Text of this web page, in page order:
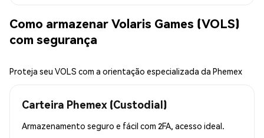
Como armazenar Volaris Games (VOLS)
com segurança
Proteja seu VOLS com a orientação especializada da Phemex
Carteira Phemex (Custodial)
Armazenamento seguro e fácil com 2FA, acesso ideal.